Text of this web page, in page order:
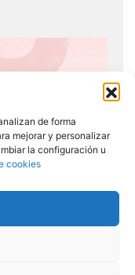
de forma
mejorar y personalizar
la configuración u
cookies